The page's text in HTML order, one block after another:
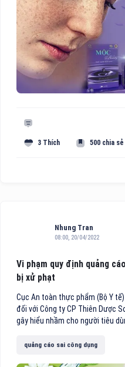
3 Thích 500 chia sẻ
Nhung Tran
08:00, 20/04/2022
Vi phạm quy định quảng
bị xử phạt
Cục An toàn thực phẩm (Bộ Y
đối với Công ty CP Thiên Dược
gây hiểu nhầm cho người tiêu
quảng cáo sai công dụng